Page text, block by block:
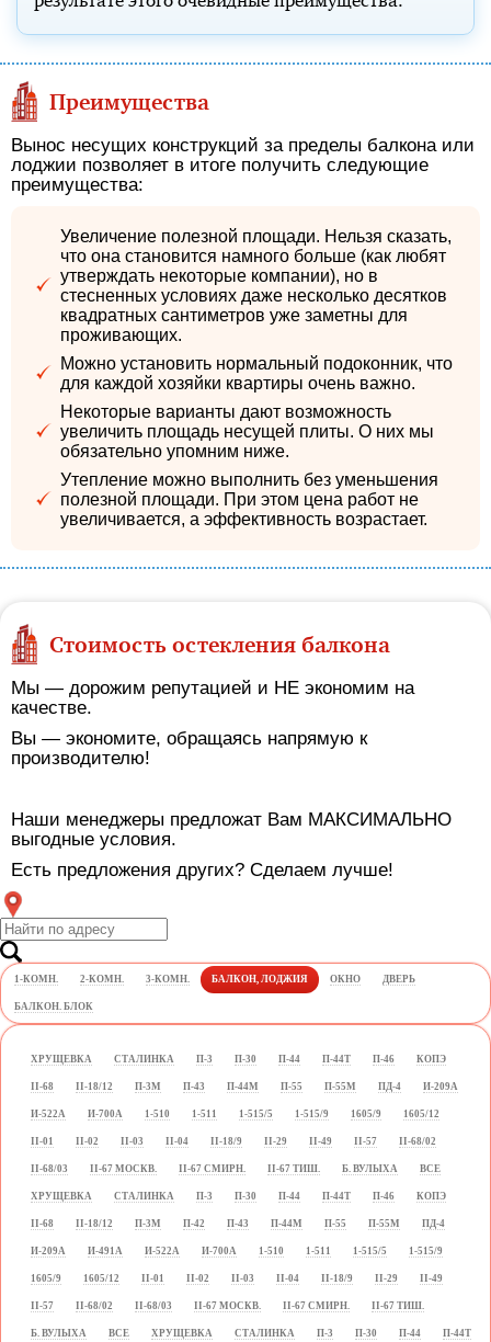
Преимущества
Вынос несущих конструкций за пределы балкона или
лоджии позволяет в итоге получить следующие
преимущества:
Увеличение полезной площади. Нельзя сказать,
что она становится намного больше (как любят
утверждать некоторые компании), но в
стесненных условиях даже несколько десятков
квадратных сантиметров уже заметны для
проживающих.
Можно установить нормальный подоконник, что
для каждой хозяйки квартиры очень важно.
Некоторые варианты дают возможность
увеличить площадь несущей плиты. О них мы
обязательно упомним ниже.
Утепление можно выполнить без уменьшения
полезной площади. При этом цена работ не
увеличивается, а эффективность возрастает.
Стоимость остекления балкона
Мы — дорожим репутацией и НЕ экономим на
качестве.
Вы — экономите, обращаясь напрямую к
производителю!
Наши менеджеры предложат Вам МАКСИМАЛЬНО
выгодные условия.
Есть предложения других? Сделаем лучше!
1-КОМН. 2-КОМН. 3-КОМН. БАЛКОН, ЛОДЖИЯ ОКНО ДВЕРЬ
БАЛКОН. БЛОК
ХРУЩЕВКА СТАЛИНКА П-3 П-30 П-44 П-44Т П-46 КОПЭ
II-68 II-18/12 П-3М П-43 П-44М П-55 П-55М ПД-4 И-209А
И-522А И-700А 1-510 1-511 1-515/5 1-515/9 1605/9 1605/12
II-01 II-02 II-03 II-04 II-18/9 II-29 II-49 II-57 II-68/02
II-68/03 II-67 МОСКВ. II-67 СМИРН. II-67 ТИШ. Б. ВУЛЫХА ВСЕ
ХРУЩЕВКА СТАЛИНКА П-3 П-30 П-44 П-44Т П-46 КОПЭ
II-68 II-18/12 П-3М П-42 П-43 П-44М П-55 П-55М ПД-4
И-209А И-491А И-522А И-700А 1-510 1-511 1-515/5 1-515/9
1605/9 1605/12 II-01 II-02 II-03 II-04 II-18/9 II-29 II-49
II-57 II-68/02 II-68/03 II-67 МОСКВ. II-67 СМИРН. II-67 ТИШ.
Б. ВУЛЫХА ВСЕ ХРУЩЕВКА СТАЛИНКА П-3 П-30 П-44 П-44Т